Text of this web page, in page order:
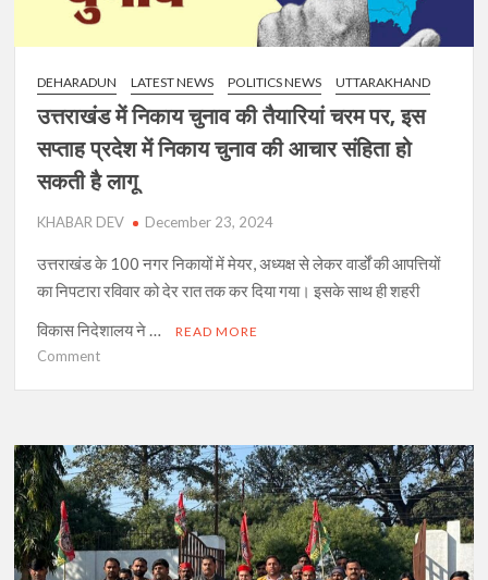
DEHARADUN LATEST NEWS POLITICS NEWS UTTARAKHAND
उत्तराखंड में निकाय चुनाव की तैयारियां चरम पर, इस
सप्ताह प्रदेश में निकाय चुनाव की आचार संहिता हो
सकती है लागू
KHABAR DEV December 23, 2024
उत्तराखंड के 100 नगर निकायों में मेयर, अध्यक्ष से लेकर वार्डों की आपत्तियों
का निपटारा रविवार को देर रात तक कर दिया गया। इसके साथ ही शहरी
विकास निदेशालय ने …
READ MORE
Commenton
चुनाव
की
तैयारियां
चरम
पर,
इस